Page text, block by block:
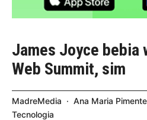
James Joyce bebia
Web Summit, sim
MadreMedia Ana Maria
Tecnologia